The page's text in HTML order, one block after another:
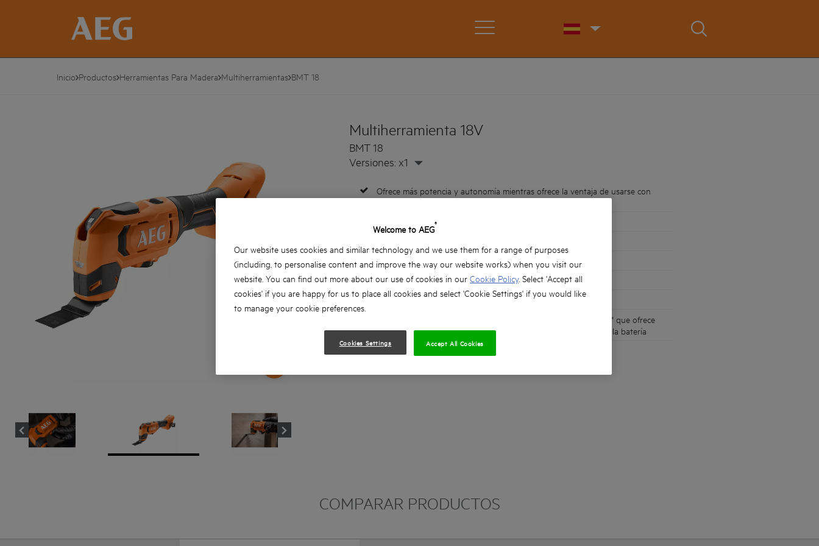
Inicio Productos Herramientas Para Madera Multiherramientas BMT 18
Multiherramienta 18V
BMT 18
Versiones: x1
Ofrece más potencia y autonomía mientras ofrece la ventaja de usarse con
batería
Cambio de hojas sin necesidad de herramientas
Se puede usar con una mano
Luz LED que ilumina la zona de trabajo
Indicador del nivel de carga de la batería
Compatible con la tecnología de batería AEG PROLITHIUMION™ que ofrece
protección contra sobrecargas para una máxima durabilidad de la batería
3,6° de oscilación para cortes rápidos
COMPARAR PRODUCTOS
Welcome to AEG®
Our website uses cookies and similar technology and we use them for a range of purposes
(including, to personalise content and improve the way our website works) when you visit our
website. You can find out more about our use of cookies in our Cookie Policy. Select 'Accept all
cookies' if you are happy for us to place all cookies and select 'Cookie Settings' if you would like
to manage your cookie preferences.
Cookies Settings Accept All Cookies